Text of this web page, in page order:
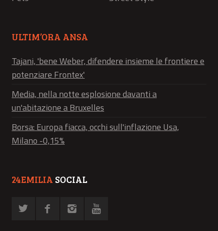
ULTIM’ORA ANSA
Tajani, 'bene Weber, difendere insieme le frontiere e
potenziare Frontex'
Media, nella notte esplosione davanti a
un'abitazione a Bruxelles
Borsa: Europa fiacca, occhi sull'inflazione Usa,
Milano -0,15%
24EMILIA SOCIAL